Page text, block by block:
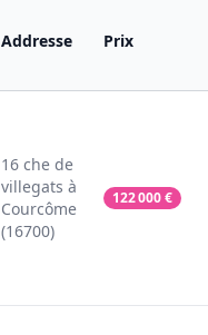
Addresse Prix
16 che de
villegats à
Courcôme
(16700)
122 000€